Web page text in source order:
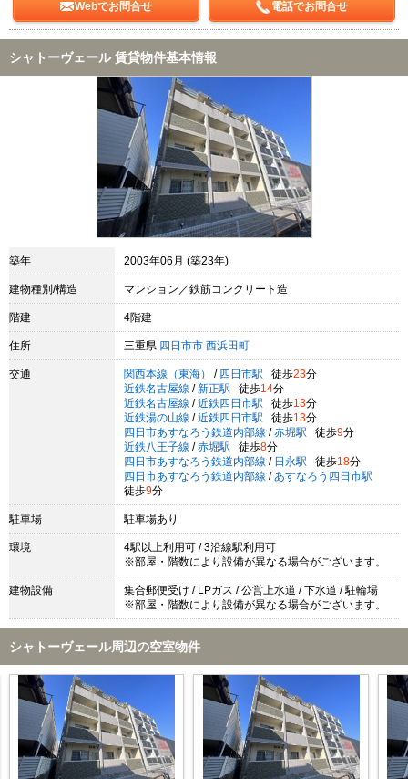
Webでお問合せ 電話でお問合せ
シャトーヴェール 賃貸物件基本情報
築年 2003年06月 (築23年)
建物種別/構造 マンション／鉄筋コンクリート造
階建 4階建
住所 三重県 四日市市 西浜田町
交通 関西本線（東海） / 四日市駅 徒歩23分
近鉄名古屋線 / 新正駅 徒歩14分
近鉄名古屋線 / 近鉄四日市駅 徒歩13分
近鉄湯の山線 / 近鉄四日市駅 徒歩13分
四日市あすなろう鉄道内部線 / 赤堀駅 徒歩9分
近鉄八王子線 / 赤堀駅 徒歩8分
四日市あすなろう鉄道内部線 / 日永駅 徒歩18分
四日市あすなろう鉄道内部線 / あすなろう四日市駅
徒歩9分
駐車場 駐車場あり
環境
4駅以上利用可 / 3沿線駅利用可
※部屋・階数により設備が異なる場合がございます。
建物設備
集合郵便受け / LPガス / 公営上水道 / 下水道 / 駐輪場
※部屋・階数により設備が異なる場合がございます。
シャトーヴェール周辺の空室物件